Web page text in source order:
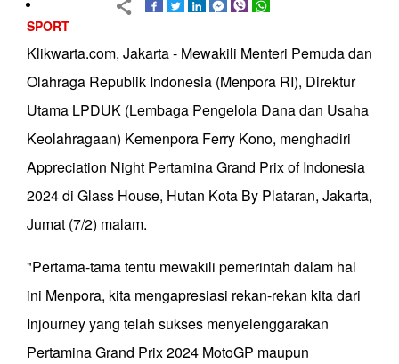
SPORT
Klikwarta.com, Jakarta - Mewakili Menteri Pemuda dan
Olahraga Republik Indonesia (Menpora RI), Direktur
Utama LPDUK (Lembaga Pengelola Dana dan Usaha
Keolahragaan) Kemenpora Ferry Kono, menghadiri
Appreciation Night Pertamina Grand Prix of Indonesia
2024 di Glass House, Hutan Kota By Plataran, Jakarta,
Jumat (7/2) malam.
"Pertama-tama tentu mewakili pemerintah dalam hal
ini Menpora, kita mengapresiasi rekan-rekan kita dari
Injourney yang telah sukses menyelenggarakan
Pertamina Grand Prix 2024 MotoGP maupun